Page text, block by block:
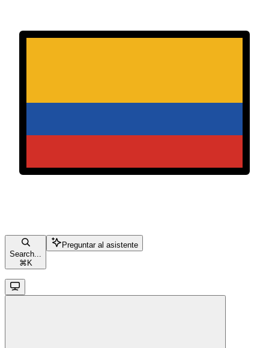
Search...
⌘ K
Preguntar al asistente